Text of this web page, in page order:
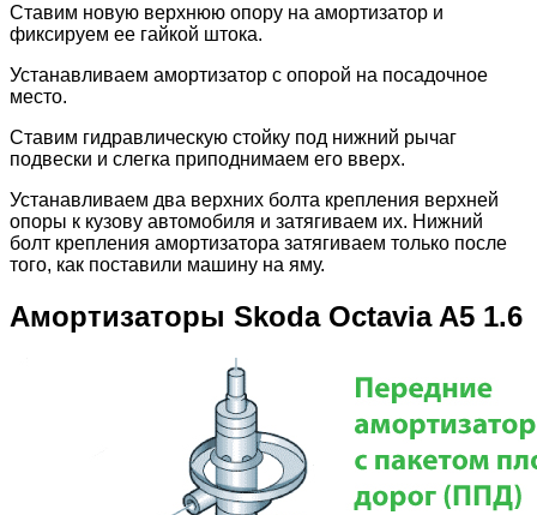
Ставим новую верхнюю опору на амортизатор и
фиксируем ее гайкой штока.
Устанавливаем амортизатор с опорой на посадочное
место.
Ставим гидравлическую стойку под нижний рычаг
подвески и слегка приподнимаем его вверх.
Устанавливаем два верхних болта крепления верхней
опоры к кузову автомобиля и затягиваем их. Нижний
болт крепления амортизатора затягиваем только после
того, как поставили машину на яму.
Амортизаторы Skoda Octavia A5 1.6